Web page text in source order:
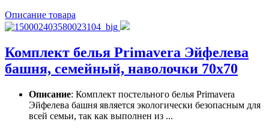
Описание товара
Комплект белья Primavera Эйфелева
башня, семейный, наволочки 70x70
Описание: Комплект постельного белья Primavera
Эйфелева башня является экологически безопасным для
всей семьи, так как выполнен из ...